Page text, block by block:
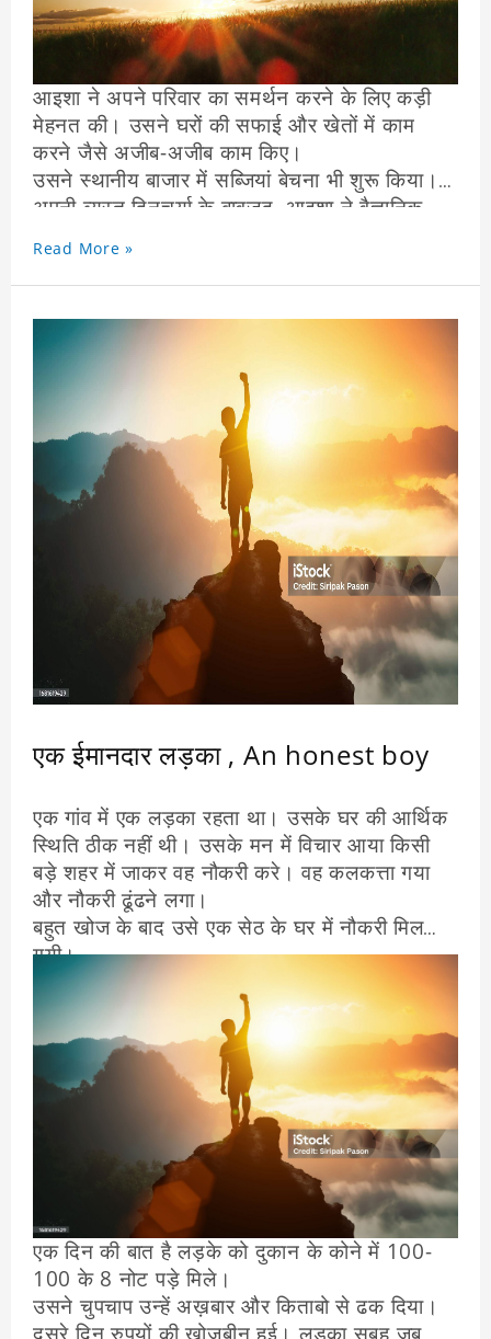
आइशा ने अपने परिवार का समर्थन करने के लिए कड़ी
मेहनत की। उसने घरों की सफाई और खेतों में काम
करने जैसे अजीब-अजीब काम किए।
उसने स्थानीय बाजार में सब्जियां बेचना भी शुरू किया।
अपनी व्यस्त दिनचर्या के बावजूद, आइशा ने वैज्ञानिक
वह देर रात तक पढ़ाई करती थी और स्थानीय पुस्तकालय
से किताबें उधार लेती थी। उसने घर पर भी अपने स्वयं
के प्रयोग करना शुरू कर दिया।
कई सालों की कड़ी मेहनत और दृढ़ संकल्प के बाद,
आइशा ने आखिरकार अपने सपने को हासिल कर लिया।
वह विश्वविद्यालय में दाखिला लिया और वैज्ञानिक बन गईं।
उन्होंने विज्ञान के क्षेत्र में महत्वपूर्ण योगदान दिया।
आइशा की कहानी हम सभी के लिए एक प्रेरणा है। यह
दिखाता है कि अगर हम अपने दिमाग में रखते हैं और
अपने सपनों को कभी नहीं छोड़ते हैं
तो कुछ भी संभव है। यह भी दिखाता है कि हमारे जुनून
का पालन करना महत्वपूर्ण है, भले ही यह मुश्किल हो।
Read More »
एक ईमानदार लड़का , An honest boy
एक गांव में एक लड़का रहता था। उसके घर की आर्थिक
स्थिति ठीक नहीं थी। उसके मन में विचार आया किसी
बड़े शहर में जाकर वह नौकरी करे। वह कलकत्ता गया
और नौकरी ढूंढने लगा।
बहुत खोज के बाद उसे एक सेठ के घर में नौकरी मिल
गयी।
काम था सेठ को रोज़ 6 घंटे अख़बार और किताब पढ़कर
सुनाना लड़के को नौकरी की ज़रूरत थी तो उसने वह
नौकरी स्वीकार कर ली।
एक दिन की बात है लड़के को दुकान के कोने में 100-
100 के 8 नोट पड़े मिले।
उसने चुपचाप उन्हें अख़बार और किताबो से ढक दिया।
दूसरे दिन रुपयों की खोजबीन हुई। लड़का सुबह जब